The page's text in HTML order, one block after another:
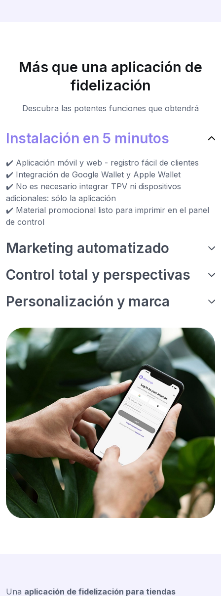
Más que una aplicación de
fidelización
Descubra las potentes funciones que obtendrá
Instalación en 5 minutos
✔️ Aplicación móvil y web - registro fácil de clientes
✔️ Integración de Google Wallet y Apple Wallet
✔️ No es necesario integrar TPV ni dispositivos
adicionales: sólo la aplicación
✔️ Material promocional listo para imprimir en el panel
de control
Marketing automatizado
Control total y perspectivas
Personalización y marca
Una aplicación de fidelización para tiendas